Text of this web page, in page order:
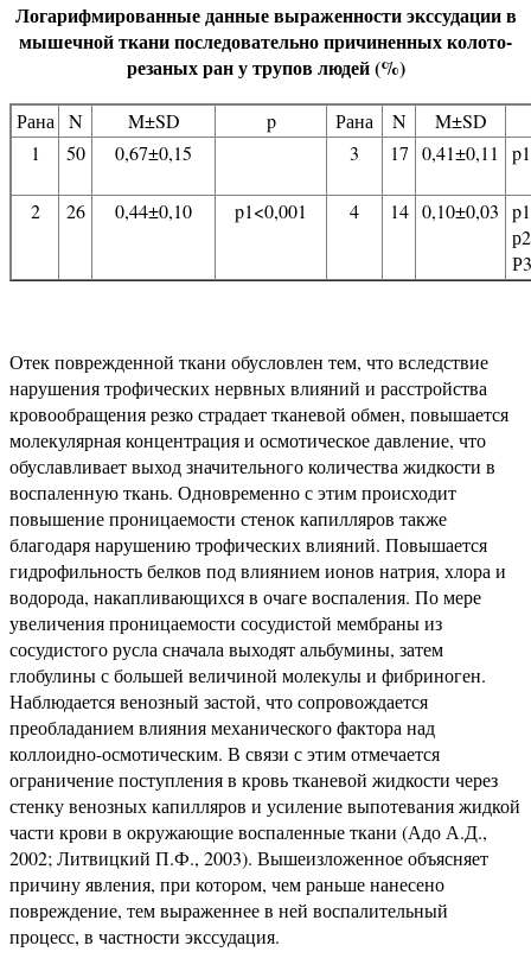
Логарифмированные данные выраженности экссудации в
мышечной ткани последовательно причиненных колото-
резаных ран у трупов людей (%)
Рана N M±SD p Рана N
M±SD
1
50 0,67±0,15 3 17 0,41±0,11
2 26 0,44±0,10 p1<0,001 4 14 0,10±0,03
Отек поврежденной ткани обусловлен тем, что вследствие
нарушения трофических нервных влияний и расстройства
кровообращения резко страдает тканевой обмен, повышается
молекулярная концентрация и осмотическое давление, что
обуславливает выход значительного количества жидкости в
воспаленную ткань. Одновременно с этим происходит
повышение проницаемости стенок капилляров также
благодаря нарушению трофических влияний. Повышается
гидрофильность белков под влиянием ионов натрия, хлора и
водорода, накапливающихся в очаге воспаления. По мере
увеличения проницаемости сосудистой мембраны из
сосудистого русла сначала выходят альбумины, затем
глобулины с большей величиной молекулы и фибриноген.
Наблюдается венозный застой, что сопровождается
преобладанием влияния механического фактора над
коллоидно-осмотическим. В связи с этим отмечается
ограничение поступления в кровь тканевой жидкости через
стенку венозных капилляров и усиление выпотевания жидкой
части крови в окружающие воспаленные ткани (Адо А.Д.,
2002; Литвицкий П.Ф., 2003). Вышеизложенное объясняет
причину явления, при котором, чем раньше нанесено
повреждение, тем выраженнее в ней воспалительный
процесс, в частности экссудация.